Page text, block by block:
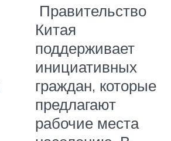
Правительство
Китая
поддерживает
инициативных
граждан, которые
предлагают
рабочие места